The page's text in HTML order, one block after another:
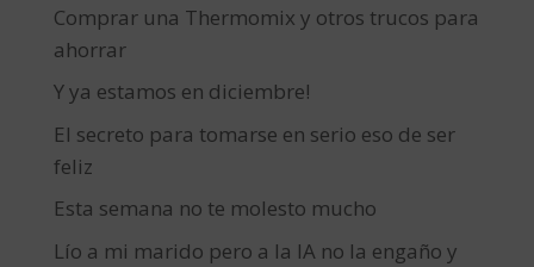
Comprar una Thermomix y otros trucos para
ahorrar
Y ya estamos en diciembre!
El secreto para tomarse en serio eso de ser
feliz
Esta semana no te molesto mucho
Lío a mi marido pero a la IA no la engaño y